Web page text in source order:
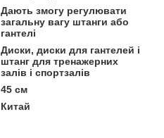
Дають змогу регулювати
загальну вагу штанги або
гантелі
Диски, диски для гантелей і
штанг для тренажерних
залів і спортзалів
45 см
Китай